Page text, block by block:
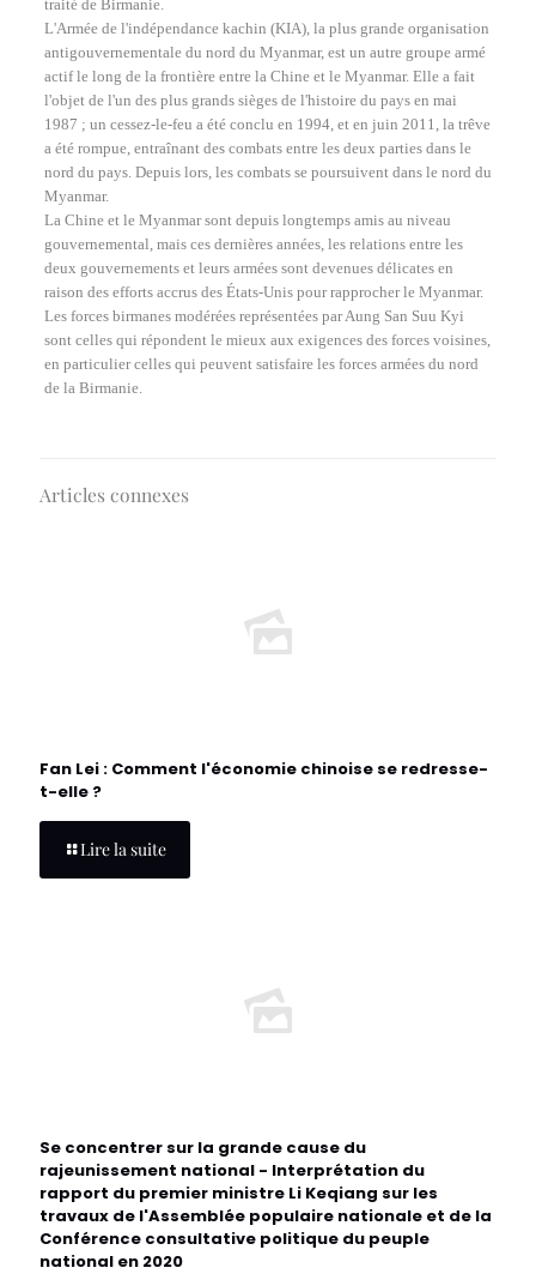
traité de Birmanie.
L'Armée de l'indépendance kachin (KIA), la plus grande organisation
antigouvernementale du nord du Myanmar, est un autre groupe armé
actif le long de la frontière entre la Chine et le Myanmar. Elle a fait
l'objet de l'un des plus grands sièges de l'histoire du pays en mai
1987 ; un cessez-le-feu a été conclu en 1994, et en juin 2011, la trêve
a été rompue, entraînant des combats entre les deux parties dans le
nord du pays. Depuis lors, les combats se poursuivent dans le nord du
Myanmar.
La Chine et le Myanmar sont depuis longtemps amis au niveau
gouvernemental, mais ces dernières années, les relations entre les
deux gouvernements et leurs armées sont devenues délicates en
raison des efforts accrus des États-Unis pour rapprocher le Myanmar.
Les forces birmanes modérées représentées par Aung San Suu Kyi
sont celles qui répondent le mieux aux exigences des forces voisines,
en particulier celles qui peuvent satisfaire les forces armées du nord
de la Birmanie.
Articles connexes
Fan Lei : Comment l'économie chinoise se redresse-
t-elle ?
Lire la suite
Se concentrer sur la grande cause du
rajeunissement national - Interprétation du
rapport du premier ministre Li Keqiang sur les
travaux de l'Assemblée populaire nationale et de la
Conférence consultative politique du peuple
national en 2020